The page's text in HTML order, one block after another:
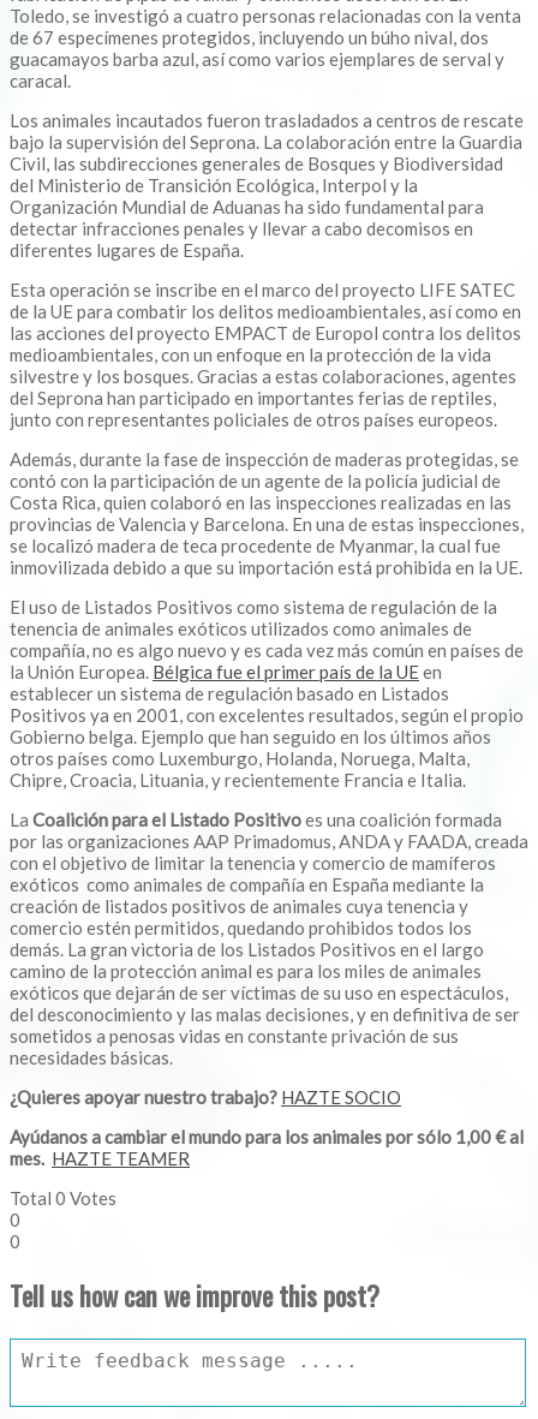
Toledo, se investigó a cuatro personas relacionadas con la venta
de 67 especímenes protegidos, incluyendo un búho nival, dos
guacamayos barba azul, así como varios ejemplares de serval y
caracal.
Los animales incautados fueron trasladados a centros de rescate
bajo la supervisión del Seprona. La colaboración entre la Guardia
Civil, las subdirecciones generales de Bosques y Biodiversidad
del Ministerio de Transición Ecológica, Interpol y la
Organización Mundial de Aduanas ha sido fundamental para
detectar infracciones penales y llevar a cabo decomisos en
diferentes lugares de España.
Esta operación se inscribe en el marco del proyecto LIFE SATEC
de la UE para combatir los delitos medioambientales, así como en
las acciones del proyecto EMPACT de Europol contra los delitos
medioambientales, con un enfoque en la protección de la vida
silvestre y los bosques. Gracias a estas colaboraciones, agentes
del Seprona han participado en importantes ferias de reptiles,
junto con representantes policiales de otros países europeos.
Además, durante la fase de inspección de maderas protegidas, se
contó con la participación de un agente de la policía judicial de
Costa Rica, quien colaboró en las inspecciones realizadas en las
provincias de Valencia y Barcelona. En una de estas inspecciones,
se localizó madera de teca procedente de Myanmar, la cual fue
inmovilizada debido a que su importación está prohibida en la UE.
El uso de Listados Positivos como sistema de regulación de la
tenencia de animales exóticos utilizados como animales de
compañía, no es algo nuevo y es cada vez más común en países de
la Unión Europea. Bélgica fue el primer país de la UEen
establecer un sistema de regulación basado en Listados
Positivos ya en 2001, con excelentes resultados, según el propio
Gobierno belga. Ejemplo que han seguido en los últimos años
otros países como Luxemburgo, Holanda, Noruega, Malta,
Chipre, Croacia, Lituania, y recientemente Francia e Italia.
La Coalición para el Listado Positivoes una coalición formada
por las organizaciones AAP Primadomus, ANDA y FAADA, creada
con el objetivo de limitar la tenencia y comercio de mamíferos
exóticos como animales de compañía en España mediante la
creación de listados positivos de animales cuya tenencia y
comercio estén permitidos, quedando prohibidos todos los
demás. La gran victoria de los Listados Positivos en el largo
camino de la protección animal es para los miles de animales
exóticos que dejarán de ser víctimas de su uso en espectáculos,
del desconocimiento y las malas decisiones, y en definitiva de ser
sometidos a penosas vidas en constante privación de sus
necesidades básicas.
¿Quieres apoyar nuestro trabajo? HAZTE SOCIO
Ayúdanos a cambiar el mundo para los animales por sólo 1,00 € al
mes. HAZTE TEAMER
Total 0 Votes
0
0
Tell us how can we improve this post?